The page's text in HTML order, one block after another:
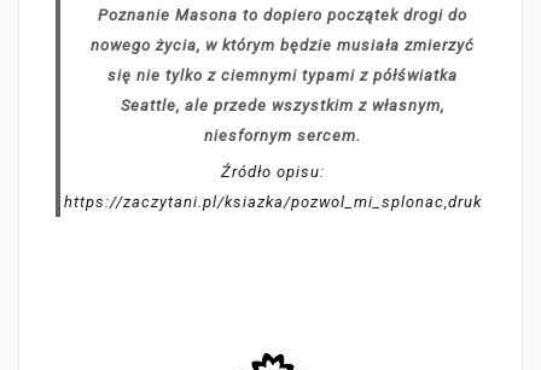
Poznanie Masona to dopiero początek drogi do
nowego życia, w którym będzie musiała zmierzyć
się nie tylko z ciemnymi typami z półświatka
Seattle, ale przede wszystkim z własnym,
niesfornym sercem.
Źródło opisu:
https://zaczytani.pl/ksiazka/pozwol_mi_splonac,druk